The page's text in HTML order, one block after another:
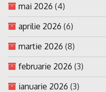
mai 2026 (4)
aprilie 2026 (6)
martie 2026 (8)
februarie 2026 (3)
ianuarie 2026 (3)